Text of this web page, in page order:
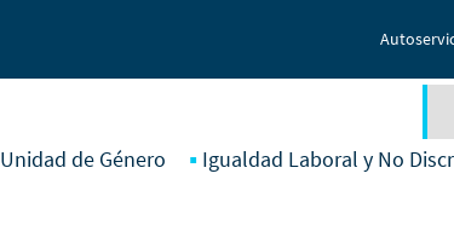
Unidad de Género Igualdad Laboral y No